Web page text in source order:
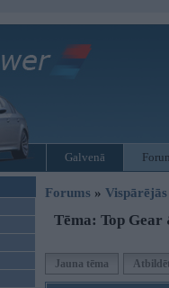
Galvenā
Forums »
Tēma: Top
Jauna tēma Atbildēt